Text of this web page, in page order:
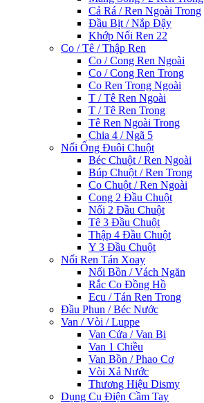
Cả Rá / Ren Ngoài Trong
Đầu Bịt / Nắp Đậy
Khớp Nối Ren 22
Co / Tê / Thập Ren
Co / Cong Ren Ngoài
Co / Cong Ren Trong
Co Ren Trong Ngoài
T / Tê Ren Ngoài
T / Tê Ren Trong
Tê Ren Ngoài Trong
Chia 4 / Ngã 5
Nối Ống Đuôi Chuột
Béc Chuột / Ren Ngoài
Búp Chuột / Ren Trong
Co Chuột / Ren Ngoài
Cong 2 Đầu Chuột
Nối 2 Đầu Chuột
Tê 3 Đầu Chuột
Thập 4 Đầu Chuột
Y 3 Đầu Chuột
Nối Ren Tán Xoay
Nối Bồn / Vách Ngăn
Rắc Co Đồng Hồ
Ecu / Tán Ren Trong
Đầu Phun / Béc Nước
Van / Vòi / Luppe
Van Cửa / Van Bi
Van 1 Chiều
Van Bồn / Phao Cơ
Vòi Xả Nước
Thương Hiệu Dismy
Dụng Cụ Điện Cầm Tay